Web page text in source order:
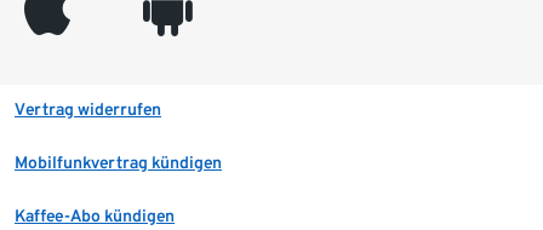
Vertrag widerrufen
Mobilfunkvertrag kündigen
Kaffee-Abo kündigen